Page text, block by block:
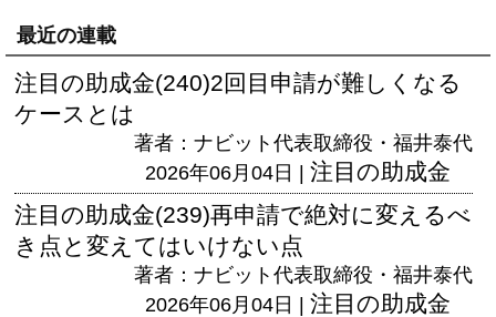
最近の連載
注目の助成金(240)2回目申請が難しくなる
ケースとは
著者：ナビット代表取締役・福井泰代
2026年06月04日 | 注目の助成金
注目の助成金(239)再申請で絶対に変えるべ
き点と変えてはいけない点
著者：ナビット代表取締役・福井泰代
2026年06月04日 | 注目の助成金